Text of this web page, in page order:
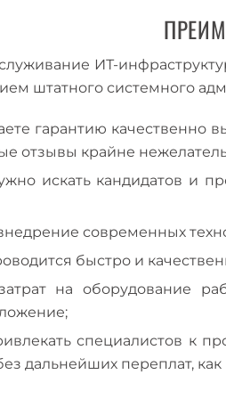
ИТ-
штатного системного
гарантию качественно
отзывы крайне
искать кандидатов и
современных
быстро и
на оборудование
специалистов к
дальнейших переплат,